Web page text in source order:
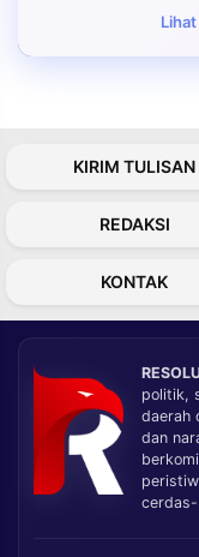
KIRIM TULISAN
REDAKSI
KONTAK
politik,
daerah
dan